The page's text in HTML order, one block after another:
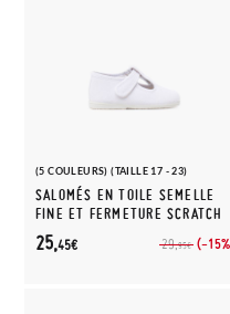
(5 COULEURS) (TAILLE 17 - 23)
SALOMÉS EN TOILE SEMELLE
FINE ET FERMETURE SCRATCH
29,95€ (-
25,45€